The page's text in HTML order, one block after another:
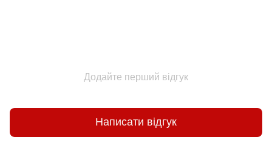
Додайте перший відгук
Написати відгук